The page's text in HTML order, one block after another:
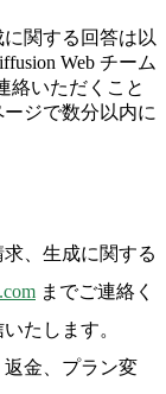
関する回答は以
Web チーム
絡いただくこと
ジで数分以内に
、生成に関する
までご連絡く
たします。
金、プラン変